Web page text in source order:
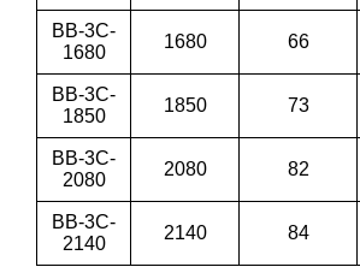
BB-3C-
1680
1680 66
BB-3C-
1850
1850 73
BB-3C-
2080
2080 82
BB-3C-
2140
2140 84